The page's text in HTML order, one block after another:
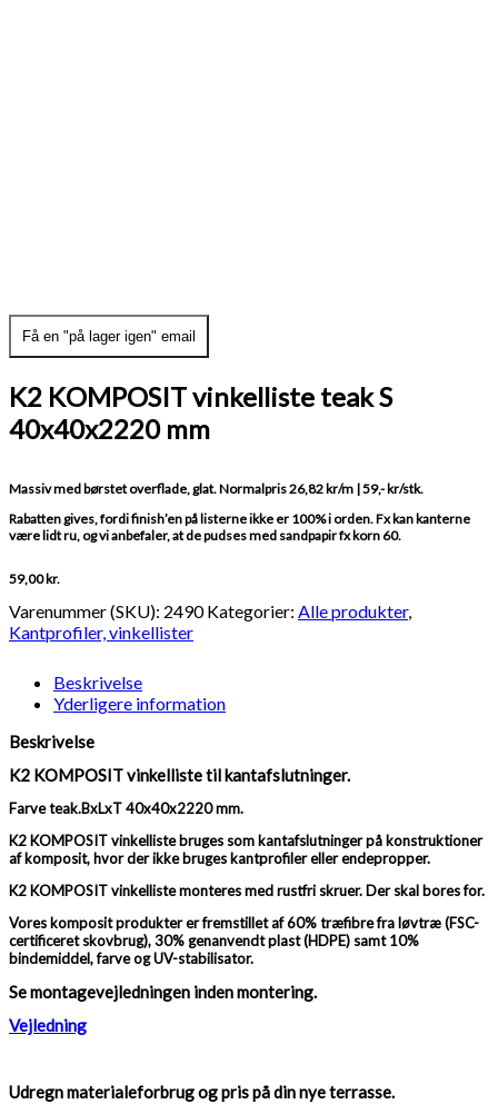
K2 KOMPOSIT vinkelliste teak S
40x40x2220 mm
59,00kr.
Massiv med børstet overflade, glat. Normalpris 26,82 kr/m | 59,- kr/stk.
Rabatten gives, fordi finish’en på listerne ikke er 100% i orden. Fx kan kanterne
være lidt ru, og vi anbefaler, at de pudses med sandpapir fx korn 60.
Få en "på lager igen" email
Varenummer (SKU): 2490 Kategorier: Alle produkter,
Kantprofiler, vinkellister
Beskrivelse
Yderligere information
Beskrivelse
K2 KOMPOSIT vinkelliste til kantafslutninger.
Farve teak.BxLxT 40x40x2220 mm.
K2 KOMPOSIT vinkelliste bruges som kantafslutninger på konstruktioner
af komposit, hvor der ikke bruges kantprofiler eller endepropper.
K2 KOMPOSIT vinkelliste monteres med rustfri skruer. Der skal bores for.
Vores komposit produkter er fremstillet af 60% træfibre fra løvtræ (FSC-
certificeret skovbrug), 30% genanvendt plast (HDPE) samt 10%
bindemiddel, farve og UV-stabilisator.
Se montagevejledningen inden montering.
Vejledning
Udregn materialeforbrug og pris på din nye terrasse.